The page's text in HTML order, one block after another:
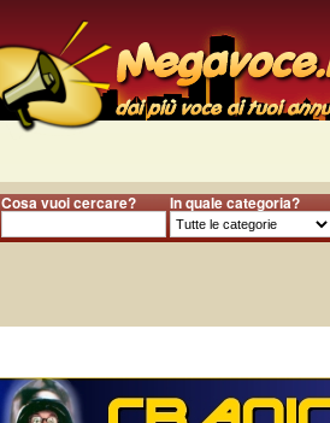
Cosa vuoi cercare? In quale categoria?